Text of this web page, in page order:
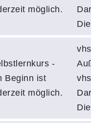
möglich.
-
Beginn ist
möglich.
vhs